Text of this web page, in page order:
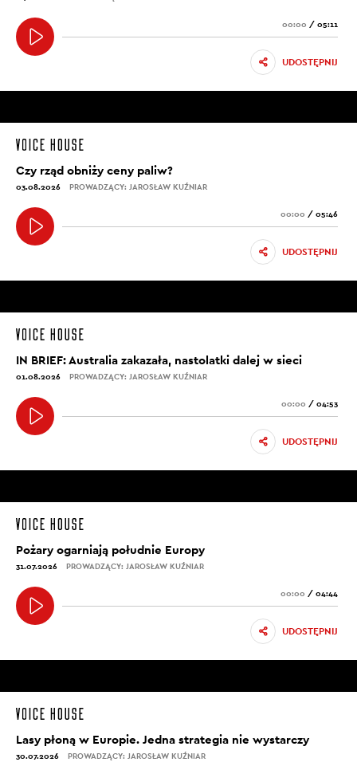
00:00 / 05:11
UDOSTĘPNIJ
Czy rząd obniży ceny paliw?
03.08.2026 PROWADZĄCY: JAROSŁAW KUŹNIAR
00:00 / 05:46
UDOSTĘPNIJ
IN BRIEF: Australia zakazała, nastolatki dalej w sieci
01.08.2026 PROWADZĄCY: JAROSŁAW KUŹNIAR
00:00 / 04:53
UDOSTĘPNIJ
Pożary ogarniają południe Europy
31.07.2026 PROWADZĄCY: JAROSŁAW KUŹNIAR
00:00 / 04:44
UDOSTĘPNIJ
Lasy płoną w Europie. Jedna strategia nie wystarczy
30.07.2026 PROWADZĄCY: JAROSŁAW KUŹNIAR